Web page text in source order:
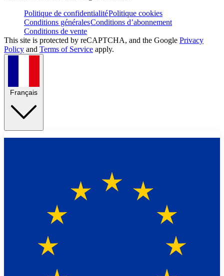
Politique de confidentialitéPolitique cookies
Conditions généralesConditions d’abonnement
Conditions de vente
This site is protected by reCAPTCHA, and the Google Privacy
Policy and Terms of Service apply.
Français